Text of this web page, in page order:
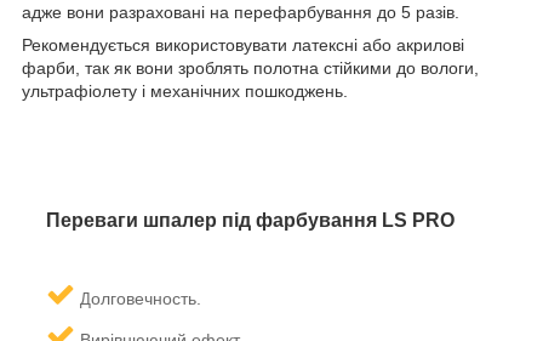
адже вони разраховані на перефарбування до 5 разів.
Рекомендується використовувати латексні або акрилові
фарби, так як вони зроблять полотна стійкими до вологи,
ультрафіолету і механічних пошкоджень.
Переваги шпалер під фарбування LS PRO
Долговечность.